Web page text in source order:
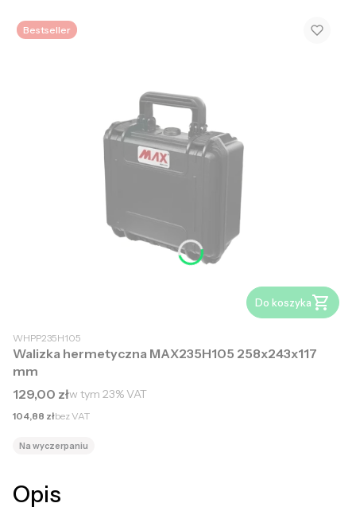
Bestseller
Do koszyka
WHPP235H105
Walizka hermetyczna MAX235H105 258x243x117
mm
Cena brutto
129,00 złw tym 23%VAT
Cena netto
104,88 złbez VAT
Na wyczerpaniu
Opis